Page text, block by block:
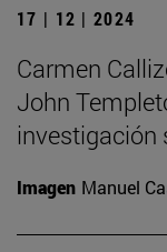
17 | 12 | 2024
Carmen
John
investigación
Imagen Manuel